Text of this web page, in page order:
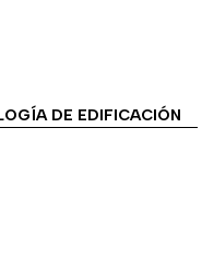
DE EDIFICACIÓN